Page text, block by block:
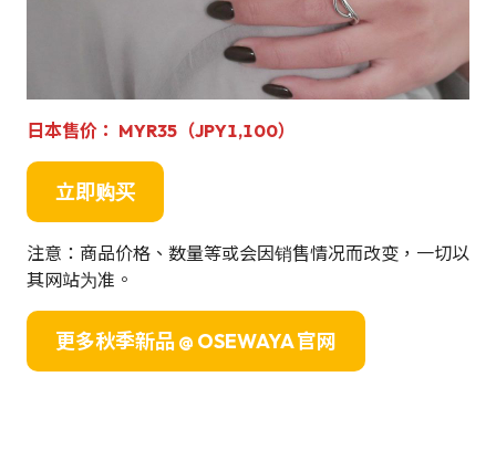
日本售价： MYR35（JPY1,100）
立即购买
注意：商品价格、数量等或会因销售情况而改变，一切以
其网站为准。
更多秋季新品 @ OSEWAYA 官网